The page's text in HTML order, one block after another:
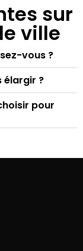
sur
ville
vous ?
élargir ?
pour